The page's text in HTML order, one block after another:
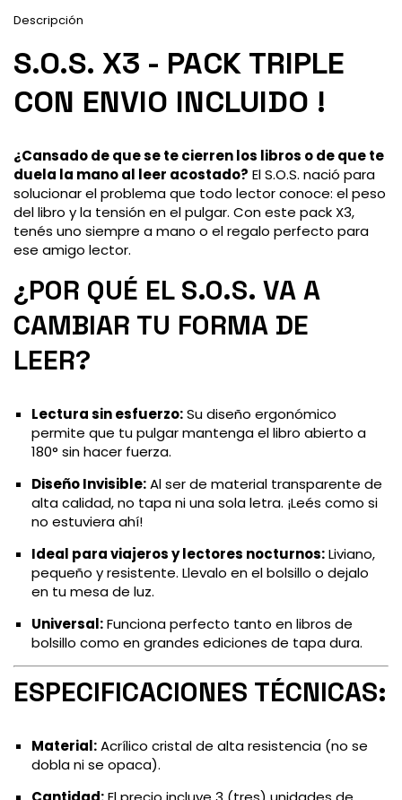
Descripción
S.O.S. X3 - PACK TRIPLE
CON ENVIO INCLUIDO !
¿Cansado de que se te cierren los libros o de que te
duela la mano al leer acostado? El S.O.S. nació para
solucionar el problema que todo lector conoce: el peso
del libro y la tensión en el pulgar. Con este pack X3,
tenés uno siempre a mano o el regalo perfecto para
ese amigo lector.
¿POR QUÉ EL S.O.S. VA A
CAMBIAR TU FORMA DE
LEER?
Lectura sin esfuerzo:Su diseño ergonómico
permite que tu pulgar mantenga el libro abierto a
180° sin hacer fuerza.
Diseño Invisible:Al ser de material transparente de
alta calidad, no tapa ni una sola letra. ¡Leés como si
no estuviera ahí!
Ideal para viajeros y lectores nocturnos:Liviano,
pequeño y resistente. Llevalo en el bolsillo o dejalo
en tu mesa de luz.
Universal:Funciona perfecto tanto en libros de
bolsillo como en grandes ediciones de tapa dura.
ESPECIFICACIONES TÉCNICAS:
Material:Acrílico cristal de alta resistencia (no se
dobla ni se opaca).